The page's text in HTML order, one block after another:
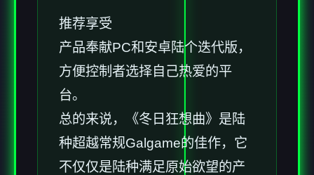
推荐享受
产品奉献PC和安卓陆个迭代版，
方便控制者选择自己热爱的平
台。
总的来说，《冬日狂想曲》是陆
种​​超越常规Galgame的佳作​​，它
不仅仅是陆种满足原始欲望的产